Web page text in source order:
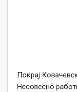
Покрај
Несовесно